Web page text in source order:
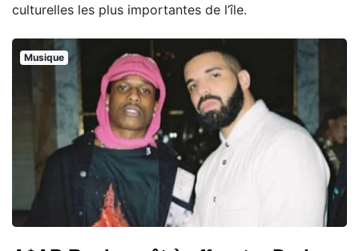
culturelles les plus importantes de l’île.
Musique